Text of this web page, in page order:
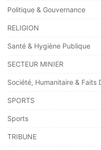
Politique & Gouvernance
RELIGION
Santé & Hygiène Publique
SECTEUR MINIER
Société, Humanitaire & Faits
SPORTS
Sports
TRIBUNE